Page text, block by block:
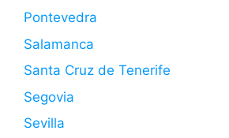
Pontevedra
Salamanca
Santa Cruz de Tenerife
Segovia
Sevilla